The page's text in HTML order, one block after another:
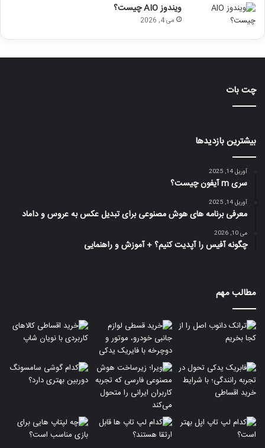
ویندوز AIO چیست؟
می 4, 2026
چت بات
بیشترین بازدیدها
آوریل 14, 2025
سری m آیفون چیست؟
آوریل 14, 2025
معرفی برنامه های هوش مصنوعی برای تبدیل عکس به عروس و داماد
می 10, 2026
چگونه آفیس را آپدیت کنیم؟ + آموزش و راهنمایی
مطالب مهم